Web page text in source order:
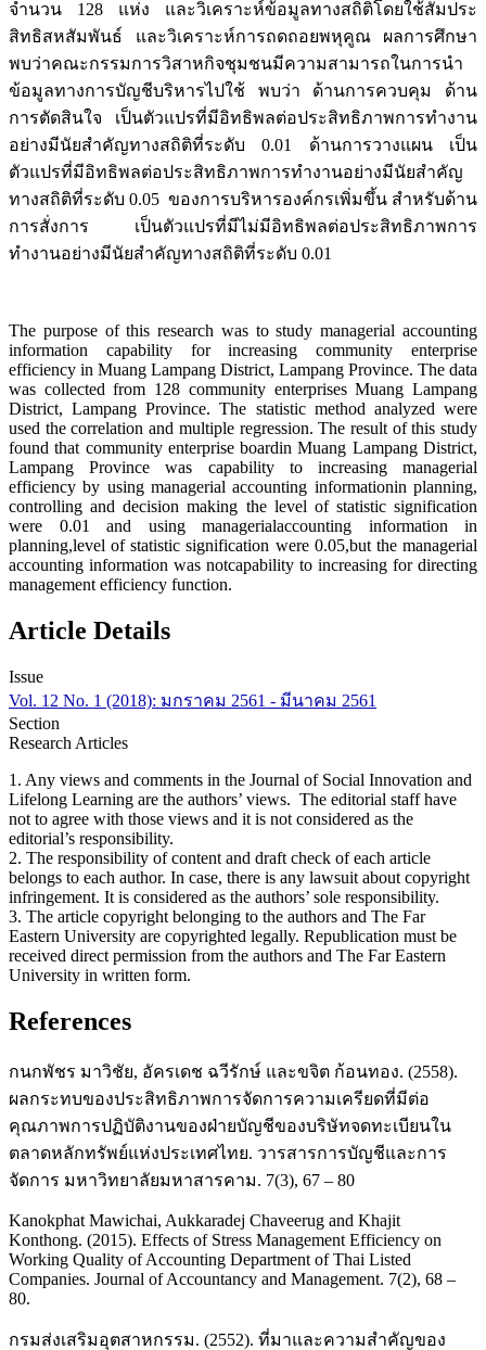
จำนวน 128 แห่ง และวิเคราะห์ข้อมูลทางสถิติโดยใช้สัมประ
สิทธิสหสัมพันธ์ และวิเคราะห์การถดถอยพหุคูณ ผลการศึกษา
พบว่าคณะกรรมการวิสาหกิจชุมชนมีความสามารถในการนำ
ข้อมูลทางการบัญชีบริหารไปใช้ พบว่า ด้านการควบคุม ด้าน
การตัดสินใจ เป็นตัวแปรที่มีอิทธิพลต่อประสิทธิภาพการทำงาน
อย่างมีนัยสำคัญทางสถิติที่ระดับ 0.01 ด้านการวางแผน เป็น
ตัวแปรที่มีอิทธิพลต่อประสิทธิภาพการทำงานอย่างมีนัยสำคัญ
ทางสถิติที่ระดับ 0.05 ของการบริหารองค์กรเพิ่มขึ้น สำหรับด้าน
การสั่งการ เป็นตัวแปรที่มีไม่มีอิทธิพลต่อประสิทธิภาพการ
ทำงานอย่างมีนัยสำคัญทางสถิติที่ระดับ 0.01
The purpose of this research was to study managerial accounting
information capability for increasing community enterprise
efficiency in Muang Lampang District, Lampang Province. The data
was collected from 128 community enterprises Muang Lampang
District, Lampang Province. The statistic method analyzed were
used the correlation and multiple regression. The result of this study
found that community enterprise boardin Muang Lampang District,
Lampang Province was capability to increasing managerial
efficiency by using managerial accounting informationin planning,
controlling and decision making the level of statistic signification
were 0.01 and using managerialaccounting information in
planning,level of statistic signification were 0.05,but the managerial
accounting information was notcapability to increasing for directing
management efficiency function.
Article Details
Issue
Vol. 12 No. 1 (2018): มกราคม 2561 - มีนาคม 2561
Section
Research Articles
1. Any views and comments in the Journal of Social Innovation and
Lifelong Learning are the authors’ views. The editorial staff have
not to agree with those views and it is not considered as the
editorial’s responsibility.
2. The responsibility of content and draft check of each article
belongs to each author. In case, there is any lawsuit about copyright
infringement. It is considered as the authors’ sole responsibility.
3. The article copyright belonging to the authors and The Far
Eastern University are copyrighted legally. Republication must be
received direct permission from the authors and The Far Eastern
University in written form.
References
กนกพัชร มาวิชัย, อัครเดช ฉวีรักษ์ และขจิต ก้อนทอง. (2558).
ผลกระทบของประสิทธิภาพการจัดการความเครียดที่มีต่อ
คุณภาพการปฏิบัติงานของฝ่ายบัญชีของบริษัทจดทะเบียนใน
ตลาดหลักทรัพย์แห่งประเทศไทย. วารสารการบัญชีและการ
จัดการ มหาวิทยาลัยมหาสารคาม. 7(3), 67 – 80
Kanokphat Mawichai, Aukkaradej Chaveerug and Khajit
Konthong. (2015). Effects of Stress Management Efficiency on
Working Quality of Accounting Department of Thai Listed
Companies. Journal of Accountancy and Management. 7(2), 68 –
80.
กรมส่งเสริมอุตสาหกรรม. (2552). ที่มาและความสำคัญของ